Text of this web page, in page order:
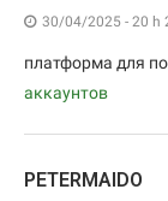
30/04/2025 - 20 h
платформа для
аккаунтов
PETERMAIDO